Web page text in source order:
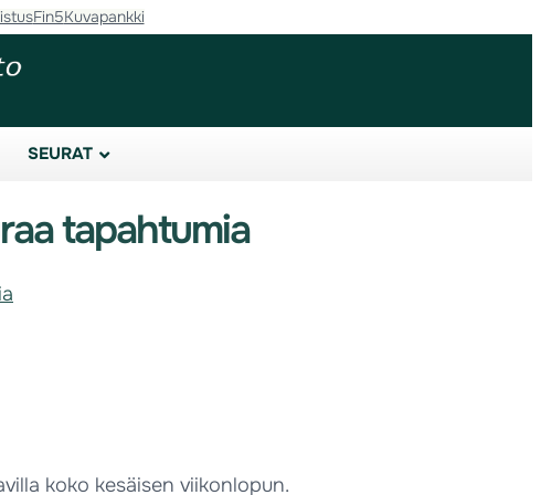
Fin5Kuvapankki
SEURAT
tapahtumia
koko kesäisen viikonlopun.